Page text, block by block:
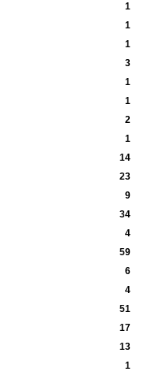
1
1
1
3
1
1
2
1
14
23
9
34
4
59
6
4
51
17
13
1